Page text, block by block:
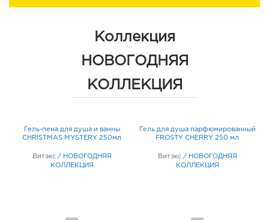
Коллекция
НОВОГОДНЯЯ
КОЛЛЕКЦИЯ
Гель-пена для душа и ванны
CHRISTMAS MYSTERY 250мл
Витэкс / НОВОГОДНЯЯ
КОЛЛЕКЦИЯ
Гель для душа парфюмированный
FROSTY CHERRY 250 мл
Витэкс / НОВОГОДНЯЯ
КОЛЛЕКЦИЯ